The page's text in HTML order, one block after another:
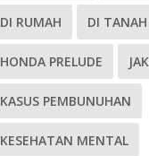
DI RUMAH DI
HONDA PRELUDE
KASUS PEMBUNUHAN
KESEHATAN MENTAL